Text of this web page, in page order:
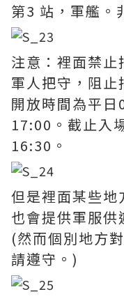
第3 站，軍艦。
注意：裡面禁
軍人把守，阻止
開放時間為平
17:00。截止入
16:30。
但是裡面某些地
也會提供軍服供
(然而個別地方
請遵守。)